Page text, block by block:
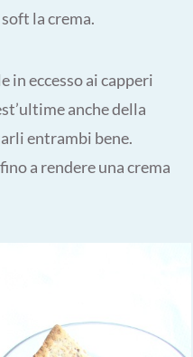
la crema.
in eccesso ai capperi
anche della
entrambi bene.
a rendere una crema